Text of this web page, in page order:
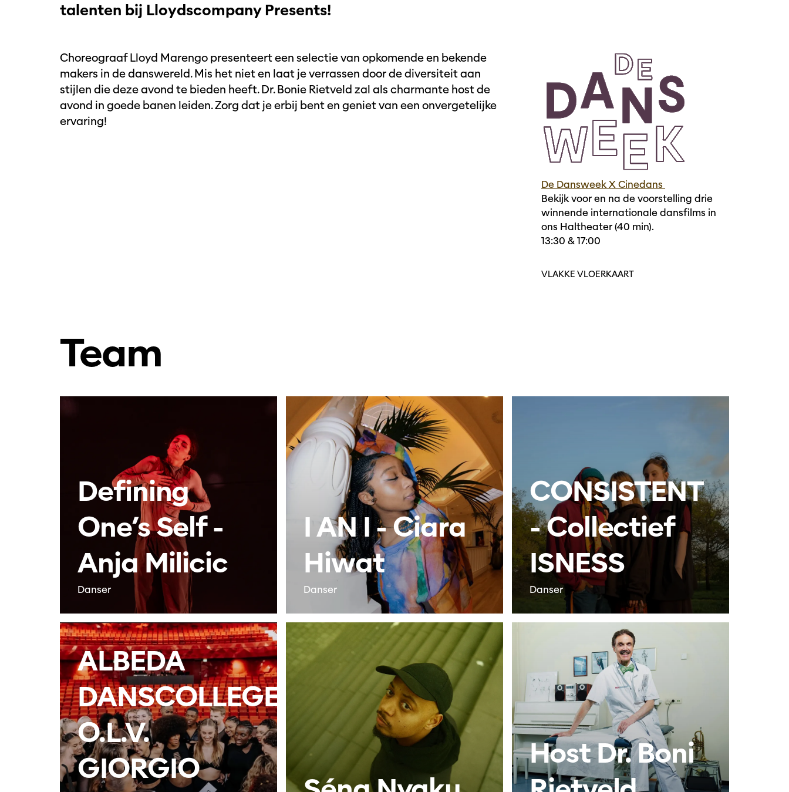
talenten bij Lloydscompany Presents!
Choreograaf Lloyd Marengo presenteert een selectie van opkomende en bekende
makers in de danswereld. Mis het niet en laat je verrassen door de diversiteit aan
stijlen die deze avond te bieden heeft. Dr. Bonie Rietveld zal als charmante host de
avond in goede banen leiden. Zorg dat je erbij bent en geniet van een onvergetelijke
ervaring!
De Dansweek X Cinedans
Bekijk voor en na de voorstelling drie
winnende internationale dansfilms in
ons Haltheater (40 min).
13:30 & 17:00
VLAKKE VLOERKAART
Team
Defining
One’s Self -
Anja Milicic
Danser
I AN I - Ciara
Hiwat
Danser
CONSISTENT
- Collectief
ISNESS
Danser
ALBEDA
DANSCOLLEGE
O.L.V.
GIORGIO
Host Dr. Boni